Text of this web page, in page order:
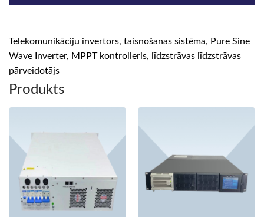
Telekomunikāciju invertors, taisnošanas sistēma, Pure Sine
Wave Inverter, MPPT kontrolieris, līdzstrāvas līdzstrāvas
pārveidotājs
Produkts